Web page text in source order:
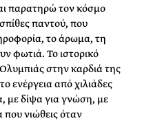
παρατηρώ τον κόσμο
παντού, που
το άρωμα, τη
φωτιά. Τοιστορικό
στην καρδιά της
ενέργεια από χιλιάδες
με δίψα για γνώση, με
που νιώθεις όταν